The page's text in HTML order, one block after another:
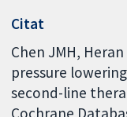
Citat
Chen JMH,
pressure
second-line
Cochrane